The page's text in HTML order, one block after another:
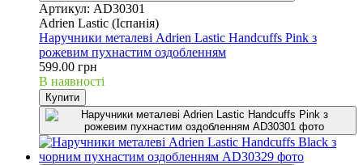
Артикул: AD30301
Adrien Lastic (Іспанія)
Наручники металеві Adrien Lastic Handcuffs Pink з
рожевим пухнастим оздобленням
599.00 грн
В наявності
Купити